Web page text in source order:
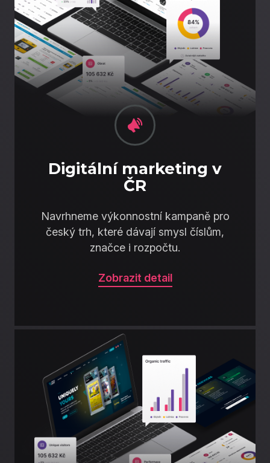
Digitální marketing v
ČR
Navrhneme výkonnostní kampaně pro
český trh, které dávají smysl číslům,
značce i rozpočtu.
Zobrazit detail